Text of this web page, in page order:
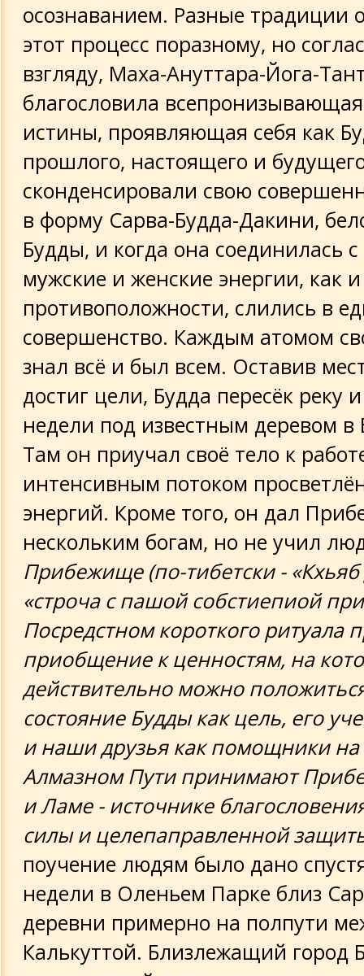
осознаванием. Разные традиции
этот процесс поразному, но
взгляду, Маха-Ануттара-Йога-
благословила
истины, проявляющая себя как
прошлого, настоящего и
сконденсировали свою
в форму Сарва-Будда-Дакини,
Будды, и когда она соединилась
мужские и женские энергии, как
противоположности, слились в
совершенство. Каждым атомом
знал всё и был всем. Оставив
достиг цели, Будда пересёк реку
недели под известным деревом в
Там он приучал своё тело к
интенсивным потоком
энергий. Кроме того, он дал
нескольким богам, но не учил
Прибежище (по-тибетски - «Кхьяб
«строча с пашой собстиепиой
Посредстном короткого ритуала
приобщение к ценностям, на
действительно можно
состояние Будды как цель, его
и наши друзья как помощники на
Алмазном Пути принимают
и Ламе - источнике
силы и целепаправленной
поучение людям было дано
недели в Оленьем Парке близ
деревни примерно на полпути
Калькуттой. Близлежащий город